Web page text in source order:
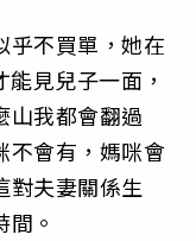
乎不買單，她在
見兒子一面，
山我都會翻過
不會有，媽咪會
對夫妻關係生
。